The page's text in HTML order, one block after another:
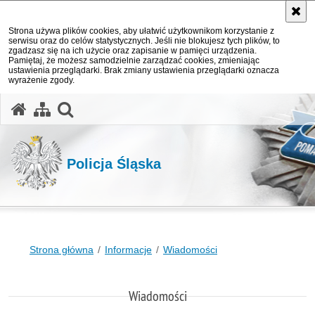
Strona używa plików cookies, aby ułatwić użytkownikom korzystanie z
serwisu oraz do celów statystycznych. Jeśli nie blokujesz tych plików, to
zgadzasz się na ich użycie oraz zapisanie w pamięci urządzenia.
Pamiętaj, że możesz samodzielnie zarządzać cookies, zmieniając
ustawienia przeglądarki. Brak zmiany ustawienia przeglądarki oznacza
wyrażenie zgody.
Policja Śląska
Strona główna Informacje Wiadomości
Wiadomości